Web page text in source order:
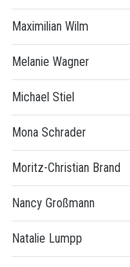
Maximilian Wilm
Melanie Wagner
Michael Stiel
Mona Schrader
Moritz-Christian Brand
Nancy Großmann
Natalie Lumpp